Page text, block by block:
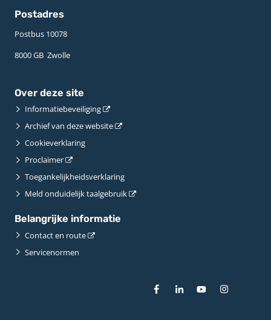
Postadres
Postbus 10078 ­
8000 GB ­ Zwolle
Over deze site
Informatiebeveiliging
Archief van deze website
Cookieverklaring
Proclaimer
Toegankelijkheidsverklaring
Meld onduidelijk taalgebruik
Belangrijke informatie
Contact en route
Servicenormen